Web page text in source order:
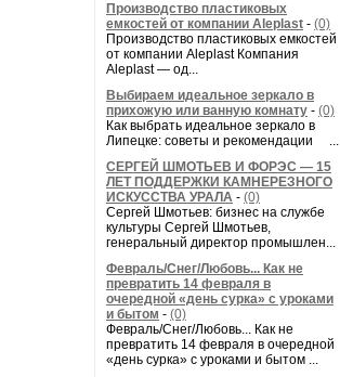
Производство пластиковых
емкостей от компании Aleplast - (0)
Производство пластиковых емкостей
от компании Aleplast Компания
Aleplast — од...
Выбираем идеальное зеркало в
прихожую или ванную комнату - (0)
Как выбрать идеальное зеркало в
Липецке: советы и рекомендации ...
СЕРГЕЙ ШМОТЬЕВ И ФОРЭС — 15
ЛЕТ ПОДДЕРЖКИ КАМНЕРЕЗНОГО
ИСКУССТВА УРАЛА - (0)
Сергей Шмотьев: бизнес на службе
культуры Сергей Шмотьев,
генеральный директор промышлен...
Февраль/Снег/Любовь... Как не
превратить 14 февраля в
очередной «день сурка» с уроками
и бытом - (0)
Февраль/Снег/Любовь... Как не
превратить 14 февраля в очередной
«день сурка» с уроками и бытом ...